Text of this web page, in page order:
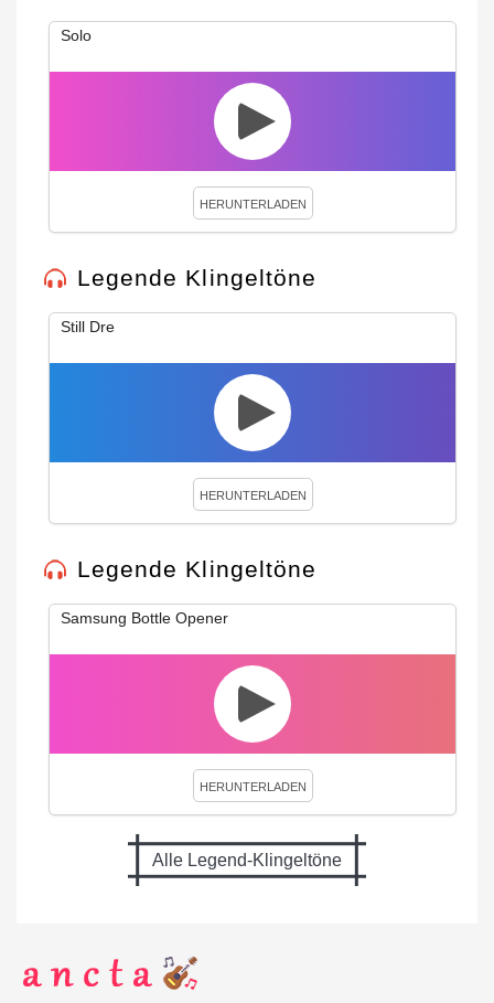
Solo
HERUNTERLADEN
Legende Klingeltöne
Still Dre
HERUNTERLADEN
Legende Klingeltöne
Samsung Bottle Opener
HERUNTERLADEN
Alle Legend-Klingeltöne